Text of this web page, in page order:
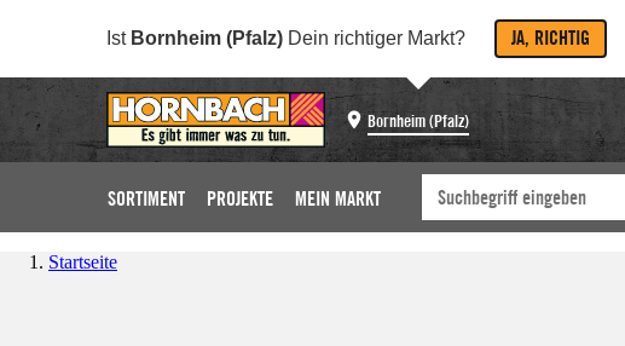
Ist Bornheim (Pfalz) Dein richtiger Markt? JA, RICHTIG
Bornheim (Pfalz)
SORTIMENT PROJEKTE MEIN MARKT
Startseite